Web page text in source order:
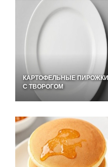
КАРТОФЕЛЬНЫЕ ПИРОЖКИ
С ТВОРОГОМ